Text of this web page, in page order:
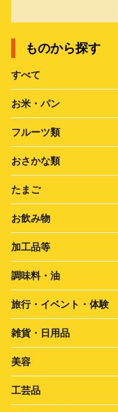
ものから探す
すべて
お米・パン
フルーツ類
おさかな類
たまご
お飲み物
加工品等
調味料・油
旅行・イベント・体験
雑貨・日用品
美容
工芸品